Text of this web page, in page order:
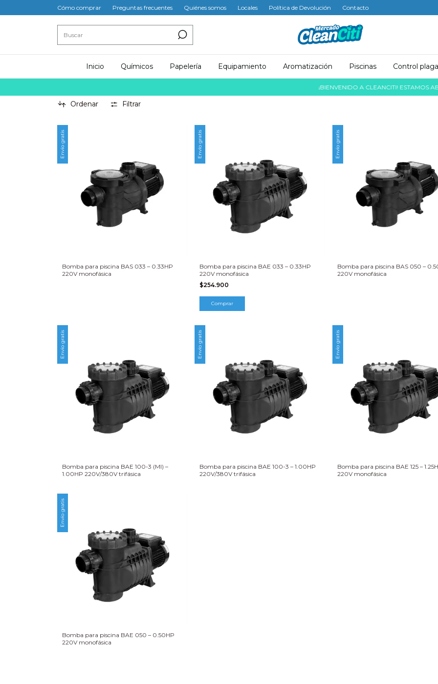
Cómo comprar Preguntas frecuentes Quiénes somos Locales Política de Devolución Contacto
Inicio Químicos Papelería Equipamiento Aromatización Piscinas Control
¡BIENVENIDO A CLEANCITI! ESTAMOS
Ordenar Filtrar
Envío gratis
Bomba para piscina BAS 033 – 0.33HP
220V monofásica
Envío gratis
Bomba para piscina BAE 033 – 0.33HP
220V monofásica
$254.900
Envío gratis
Bomba para piscina BAS 050 –
220V monofásica
Envío gratis
Bomba para piscina BAE 100-3 (MI) –
1.00HP 220V/380V trifásica
Envío gratis
Bomba para piscina BAE 100-3 – 1.00HP
220V/380V trifásica
Envío gratis
Bomba para piscina BAE 125 –
220V monofásica
Envío gratis
Bomba para piscina BAE 050 – 0.50HP
220V monofásica